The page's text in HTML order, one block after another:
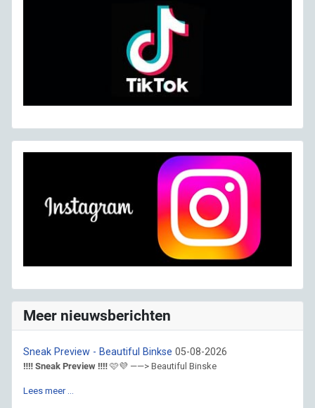
Meer nieuwsberichten
Sneak Preview - Beautiful Binkse 05-08-2026
‼️‼️ Sneak Preview ‼️‼️ 🩷💜 ——> Beautiful Binske
Lees meer …